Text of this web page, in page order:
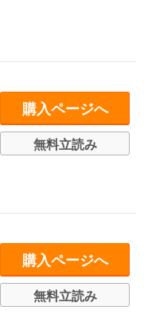
購入ページへ
無料立読み
購入ページへ
無料立読み